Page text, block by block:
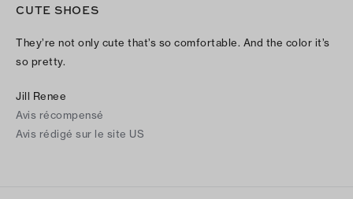
CUTE SHOES
They’re not only cute that’s so comfortable. And the color it’s
so pretty.
Jill Renee
Avis récompensé
Avis rédigé sur le site US